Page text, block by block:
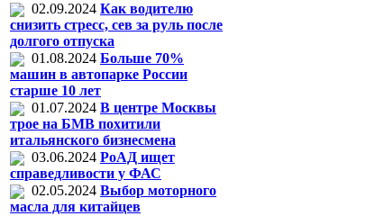
02.09.2024 Как водителю
снизить стресс, сев за руль после
долгого отпуска
01.08.2024 Больше 70%
машин в автопарке России
старше 10 лет
01.07.2024 В центре Москвы
трое на БМВ похитили
итальянского бизнесмена
03.06.2024 РоАД ищет
справедливости у ФАС
02.05.2024 Выбор моторного
масла для китайцев